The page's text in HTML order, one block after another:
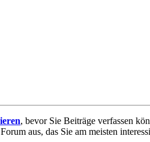
, bevor Sie Beiträge verfassen
aus, das Sie am meisten